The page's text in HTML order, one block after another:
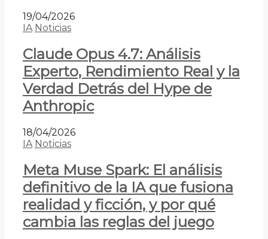
19/04/2026
IA Noticias
Claude Opus 4.7: Análisis
Experto, Rendimiento Real y la
Verdad Detrás del Hype de
Anthropic
18/04/2026
IA Noticias
Meta Muse Spark: El análisis
definitivo de la IA que fusiona
realidad y ficción, y por qué
cambia las reglas del juego